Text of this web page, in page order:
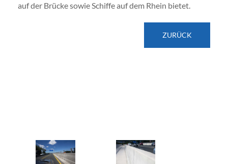
auf der Brücke sowie Schiffe auf dem Rhein bietet.